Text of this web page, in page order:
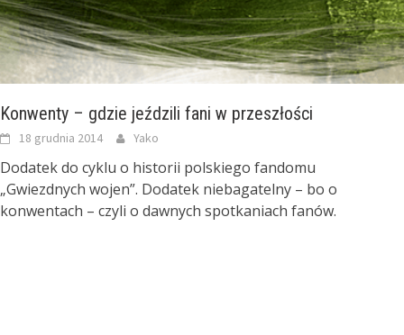
Konwenty – gdzie jeździli fani w przeszłości
18 grudnia 2014 Yako
Dodatek do cyklu o historii polskiego fandomu
„Gwiezdnych wojen”. Dodatek niebagatelny – bo o
konwentach – czyli o dawnych spotkaniach fanów.